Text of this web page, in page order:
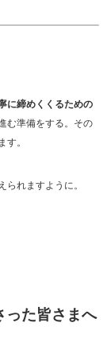
に締めくくるための
む準備をする。その
す。
れますように。
った皆さまへ